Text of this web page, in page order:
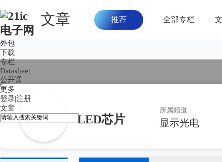
LED芯片
所属频道
显示光电
首页
论坛
外包
下载
专栏
Datasheet
公开课
更多
登录|注册
文章
文章 推荐 全部专栏